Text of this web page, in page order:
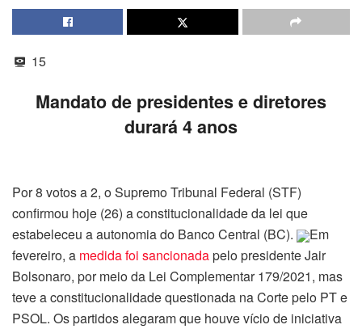
15
Mandato de presidentes e diretores
durará 4 anos
Por 8 votos a 2, o Supremo Tribunal Federal (STF)
confirmou hoje (26) a constitucionalidade da lei que
estabeleceu a autonomia do Banco Central (BC).
Em
fevereiro, a medida foi sancionadapelo presidente Jair
Bolsonaro, por meio da Lei Complementar 179/2021, mas
teve a constitucionalidade questionada na Corte pelo PT e
PSOL. Os partidos alegaram que houve vício de iniciativa